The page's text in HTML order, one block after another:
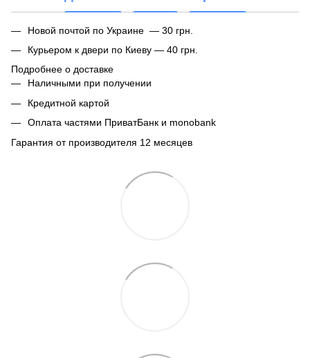
Новой почтой по Украине — 30 грн.
Курьером к двери по Киеву — 40 грн.
Подробнее о доставке
Наличными при получении
Кредитной картой
Оплата частями ПриватБанк и monobank
Гарантия от производителя 12 месяцев